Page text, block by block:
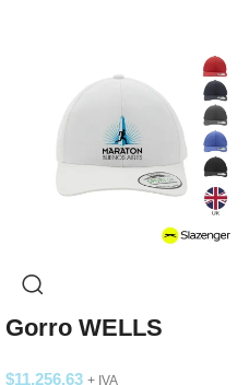
Gorro WELLS
$11.256,63 + IVA